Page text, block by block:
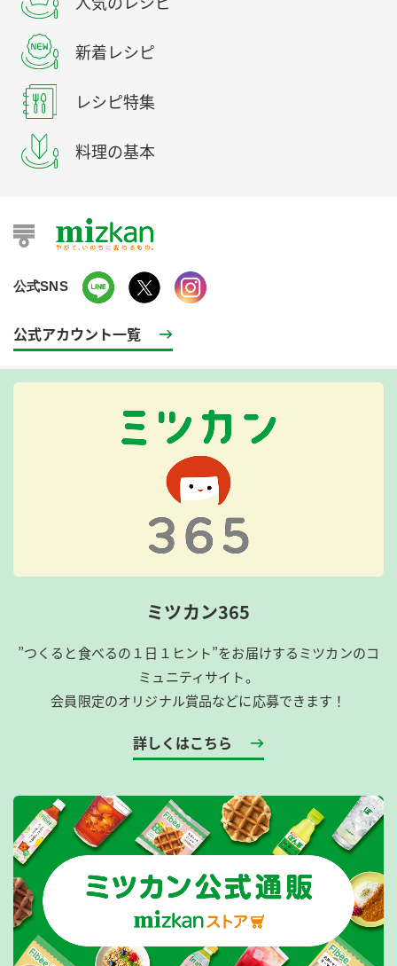
新着レシピ
レシピ特集
料理の基本
公式SNS
公式アカウント一覧
ミツカン365
”つくると食べるの１日１ヒント”をお届けするミツカンのコ
ミュニティサイト。
会員限定のオリジナル賞品などに応募できます！
詳しくはこちら